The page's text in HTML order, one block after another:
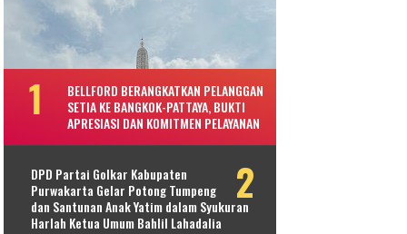
BELLFORD BERANGKATKAN PELANGGAN
SETIA KE BANGKOK-PATTAYA, BUKTI
APRESIASI DAN KOMITMEN PELAYANAN
DPD Partai Golkar Kabupaten
Purwakarta Gelar Potong Tumpeng
dan Santunan Anak Yatim dalam Syukuran
Harlah Ketua Umum Bahlil Lahadalia